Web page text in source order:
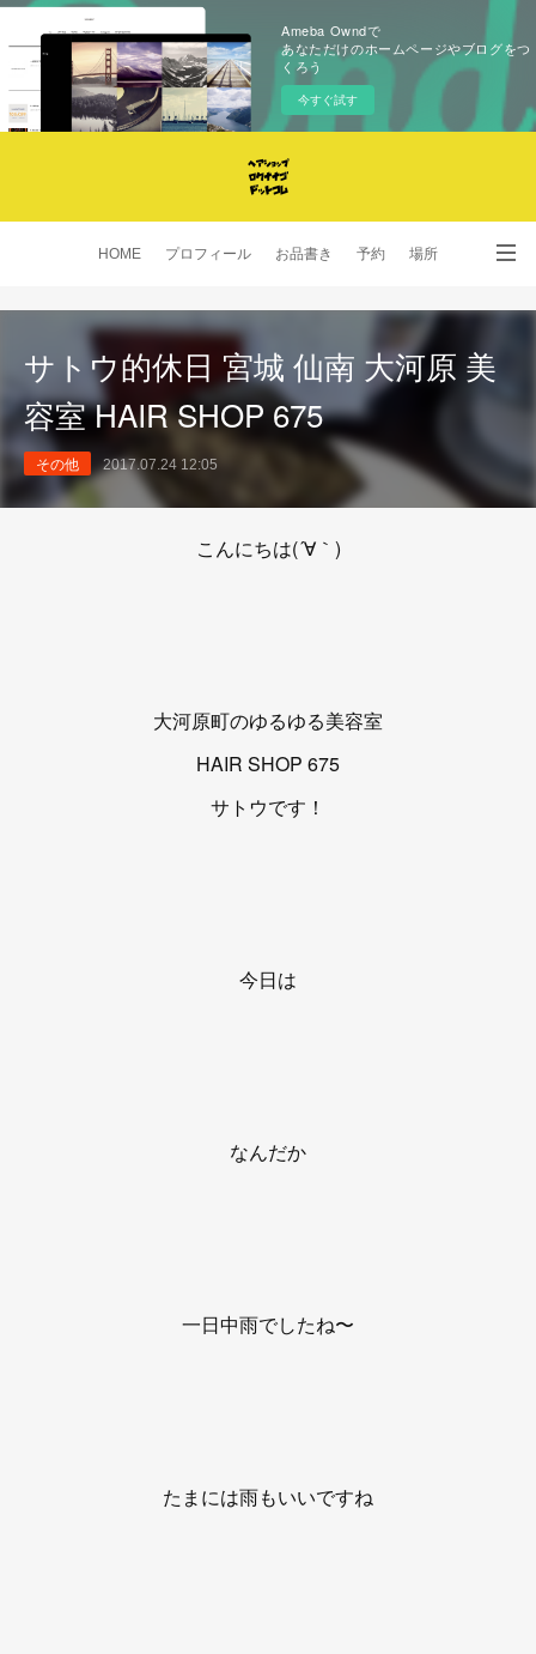
Ameba Owndで
あなただけのホームページやブログをつ
くろう
今すぐ試す
HOME プロフィール お品書き 予約 場所
サトウ的休日 宮城 仙南 大河原 美
容室 HAIR SHOP 675
その他 2017.07.24 12:05
こんにちは(´∀｀)
大河原町のゆるゆる美容室
HAIR SHOP 675
サトウです！
今日は
なんだか
一日中雨でしたね〜
たまには雨もいいですね